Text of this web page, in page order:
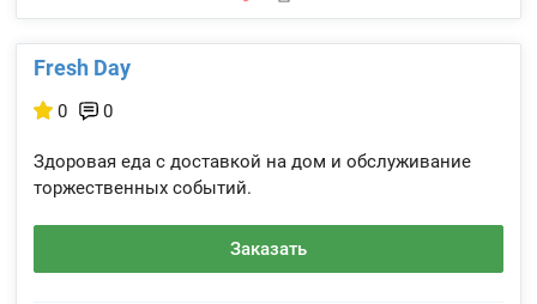
Fresh Day
0 0
Здоровая еда с доставкой на дом и обслуживание
торжественных событий.
Заказать